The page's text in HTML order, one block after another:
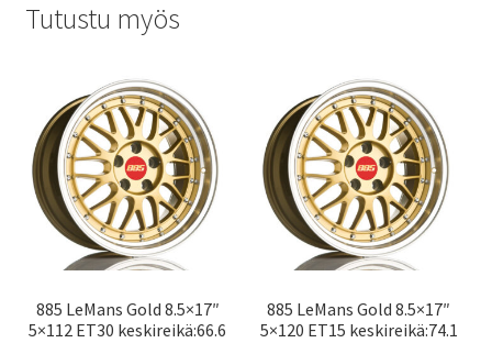
Tutustu myös
885 LeMans Gold 8.5×17″
5×112 ET30 keskireikä:66.6
885 LeMans Gold 8.5×17″
5×120 ET15 keskireikä:74.1